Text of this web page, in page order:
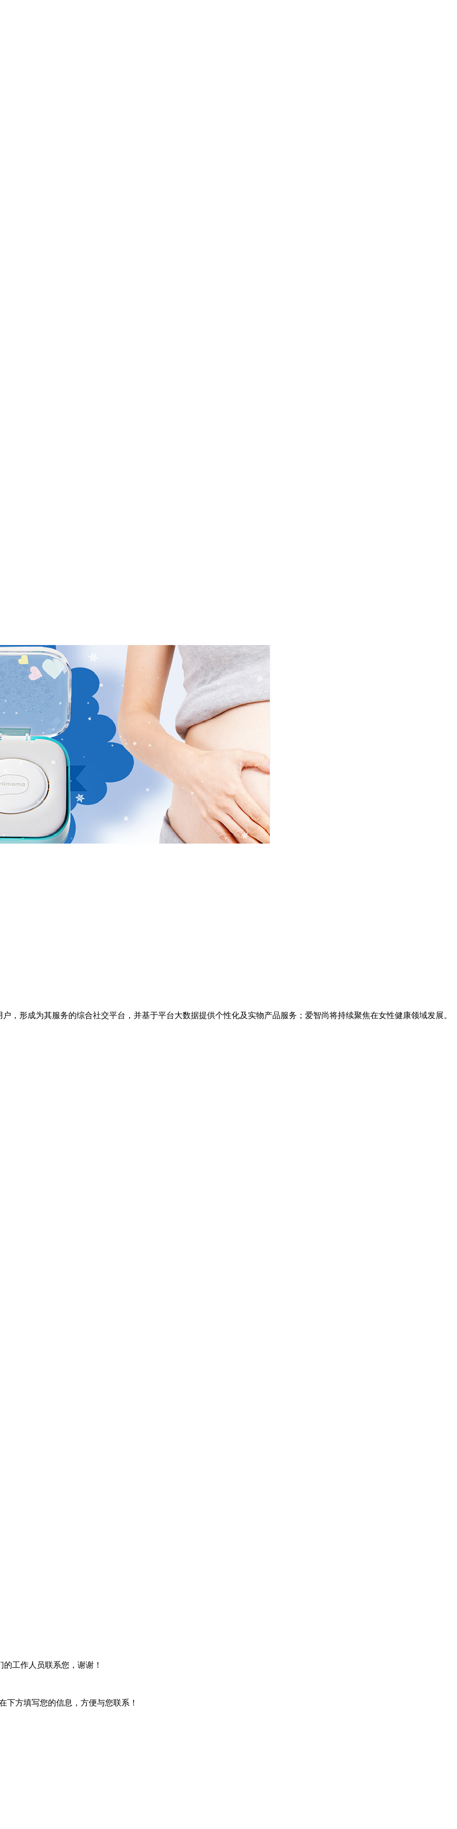
，形成为其服务的综合社交平台，并基于平台大数据提供个性化及实物产品服务；爱智尚将持续聚焦在女性健康领域发展。
工作人员联系您，谢谢！
下方填写您的信息，方便与您联系！